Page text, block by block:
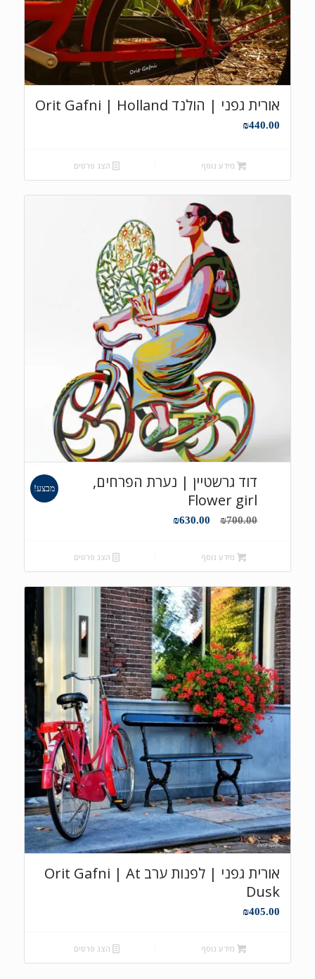
אורית גפני | הולנד Orit Gafni | Holland
₪440.00
מידע נוסף הצג פרטים
דוד גרשטיין | נערת הפרחים,
Flower girl
₪700.00
המחיר
₪630.00 המחיר
מבצע!
מידע נוסף הצג פרטים
אורית גפני | לפנות ערב Orit Gafni | At
Dusk
₪405.00
מידע נוסף הצג פרטים